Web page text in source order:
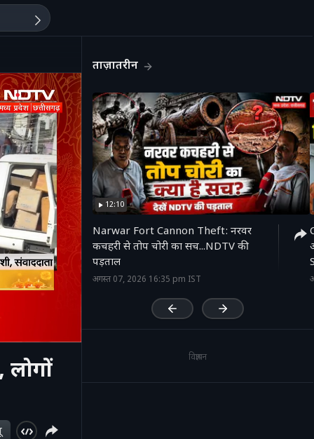
'
ताज़ातरीन
12:10
Narwar Fort Cannon Theft: नरवर
कचहरी से तोप चोरी का सच...NDTV की
पड़ताल
अगस्त 07, 2026 16:35 pm IST
विज्ञापन